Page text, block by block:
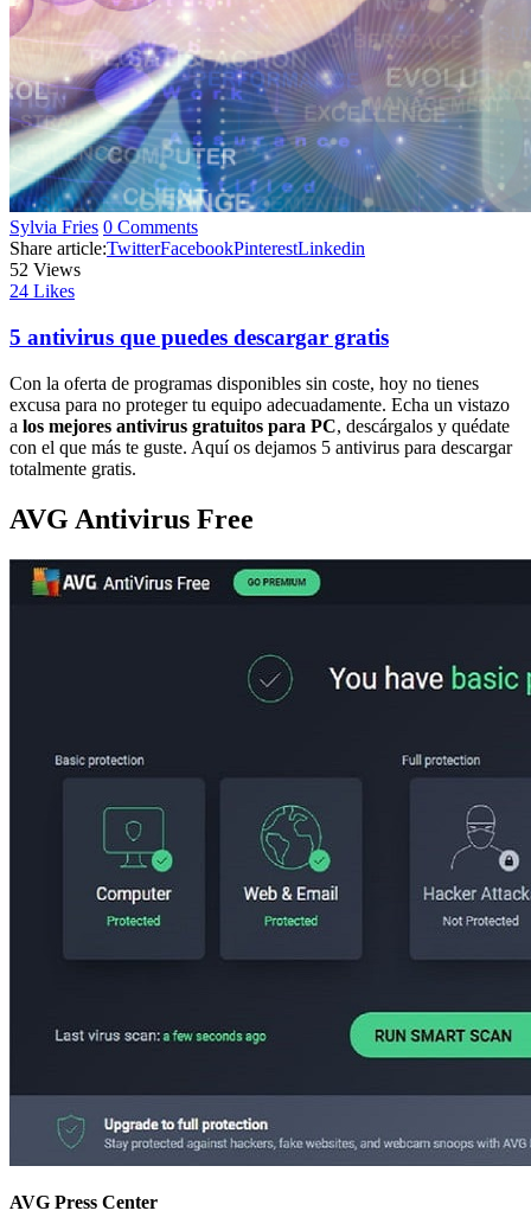
Sylvia Fries 0 Comments
Share article:TwitterFacebookPinterestLinkedin
52 Views
24 Likes
5 antivirus que puedes descargar gratis
Con la oferta de programas disponibles sin coste, hoy no tienes
excusa para no proteger tu equipo adecuadamente. Echa un vistazo
a los mejores antivirus gratuitos para PC, descárgalos y quédate
con el que más te guste. Aquí os dejamos 5 antivirus para descargar
totalmente gratis.
AVG Antivirus Free
AVG Press Center